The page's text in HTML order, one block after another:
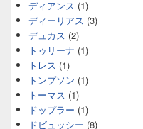
ディアンス (1)
ディーリアス (3)
デュカス (2)
トゥリーナ (1)
トレス (1)
トンプソン (1)
トーマス (1)
ドップラー (1)
ドビュッシー (8)